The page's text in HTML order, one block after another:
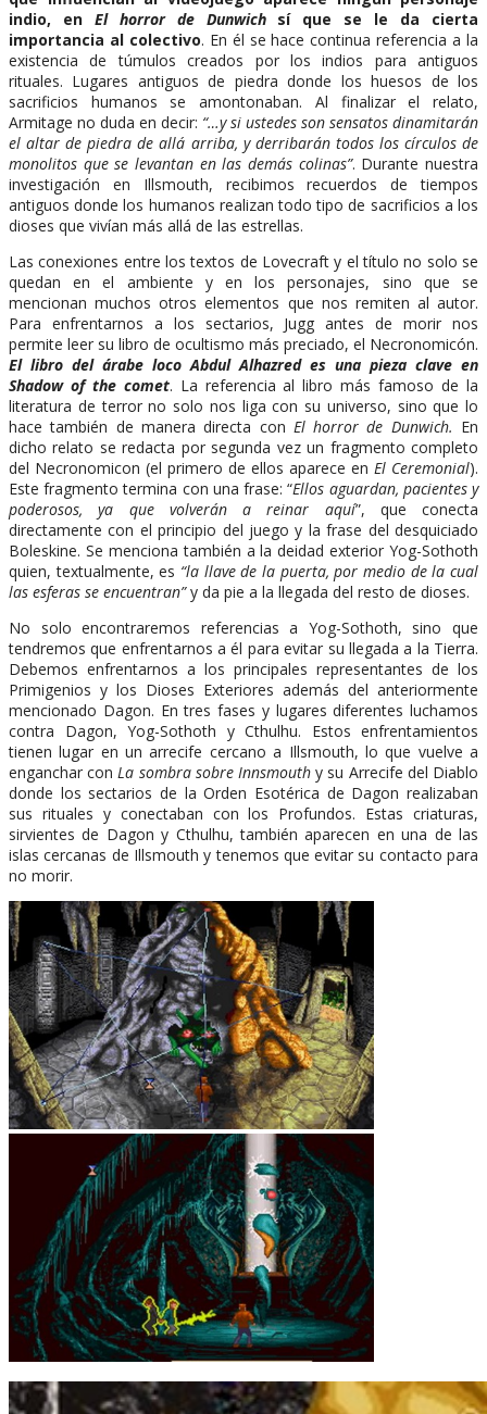
indio, en El horror de Dunwichsí que se le da cierta
importancia al colectivo. En él se hace continua referencia a la
existencia de túmulos creados por los indios para antiguos
rituales. Lugares antiguos de piedra donde los huesos de los
sacrificios humanos se amontonaban. Al finalizar el relato,
Armitage no duda en decir: “…y si ustedes son sensatos dinamitarán
el altar de piedra de allá arriba, y derribarán todos los círculos de
monolitos que se levantan en las demás colinas”. Durante nuestra
investigación en Illsmouth, recibimos recuerdos de tiempos
antiguos donde los humanos realizan todo tipo de sacrificios a los
dioses que vivían más allá de las estrellas.
Las conexiones entre los textos de Lovecraft y el título no solo se
quedan en el ambiente y en los personajes, sino que se
mencionan muchos otros elementos que nos remiten al autor.
Para enfrentarnos a los sectarios, Jugg antes de morir nos
permite leer su libro de ocultismo más preciado, el Necronomicón.
El libro del árabe loco Abdul Alhazred es una pieza clave en
Shadow of the comet. La referencia al libro más famoso de la
literatura de terror no solo nos liga con su universo, sino que lo
hace también de manera directa con El horror de Dunwich. En
dicho relato se redacta por segunda vez un fragmento completo
del Necronomicon (el primero de ellos aparece en El Ceremonial).
Este fragmento termina con una frase: “Ellos aguardan, pacientes y
poderosos, ya que volverán a reinar aquí”, que conecta
directamente con el principio del juego y la frase del desquiciado
Boleskine. Se menciona también a la deidad exterior Yog-Sothoth
quien, textualmente, es “la llave de la puerta, por medio de la cual
las esferas se encuentran”y da pie a la llegada del resto de dioses.
No solo encontraremos referencias a Yog-Sothoth, sino que
tendremos que enfrentarnos a él para evitar su llegada a la Tierra.
Debemos enfrentarnos a los principales representantes de los
Primigenios y los Dioses Exteriores además del anteriormente
mencionado Dagon. En tres fases y lugares diferentes luchamos
contra Dagon, Yog-Sothoth y Cthulhu. Estos enfrentamientos
tienen lugar en un arrecife cercano a Illsmouth, lo que vuelve a
enganchar conLa sombra sobre Innsmouth y su Arrecife del Diablo
donde los sectarios de la Orden Esotérica de Dagon realizaban
sus rituales y conectaban con los Profundos. Estas criaturas,
sirvientes de Dagon y Cthulhu, también aparecen en una de las
islas cercanas de Illsmouth y tenemos que evitar su contacto para
no morir.